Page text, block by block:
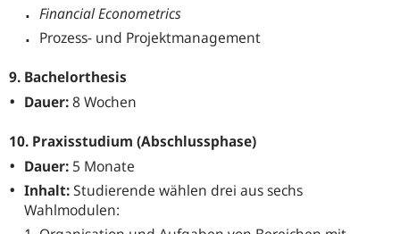
Financial Econometrics
Prozess- und Projektmanagement
9. Bachelorthesis
Dauer:8 Wochen
10. Praxisstudium (Abschlussphase)
Dauer: 5 Monate
Inhalt:Studierende wählen drei aus sechs
Wahlmodulen: